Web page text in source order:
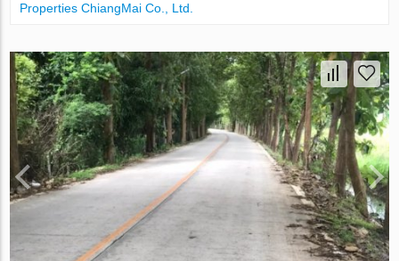
Properties ChiangMai Co., Ltd.